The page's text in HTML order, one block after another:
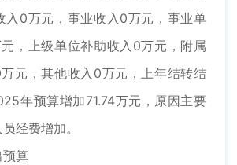
入0万元，事业收入0万元，事业单
，上级单位补助收入0万元，附属
元，其他收入0万元，上年结转结
年预算增加71.74万元，原因主要
经费增加。
算